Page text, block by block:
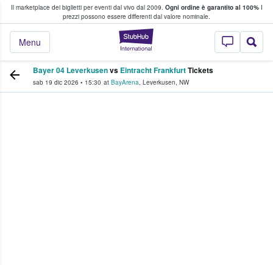
Il marketplace dei biglietti per eventi dal vivo dal 2009. Ogni ordine è garantito al 100%I
prezzi possono essere differenti dal valore nominale.
StubHub - Dove
Menu
fan comprano e vendono biglietti
Bayer 04 Leverkusenvs Eintracht FrankfurtTickets
sab 19 dic 2026 • 15:30 at BayArena, Leverkusen, NW